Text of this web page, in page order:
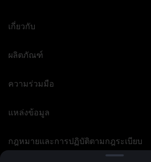
เกี่ยวกับ
ผลิตภัณฑ์
ความร่วมมือ
แหล่งข้อมูล
กฎหมายและการปฏิบัติตามกฎระเบียบ